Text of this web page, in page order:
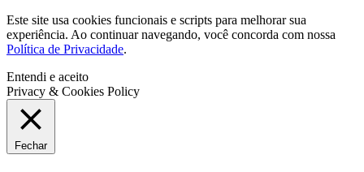
Este site usa cookies funcionais e scripts para melhorar sua
experiência. Ao continuar navegando, você concorda com nossa
Política de Privacidade.
Entendi e aceito
Privacy & Cookies Policy
Fechar